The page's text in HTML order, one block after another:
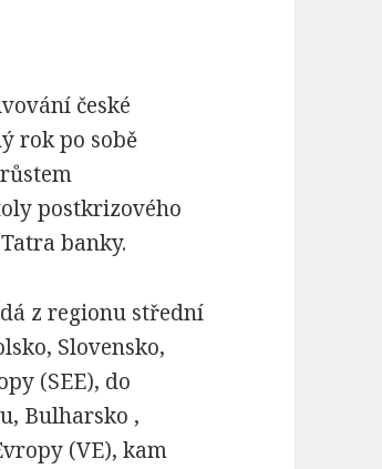
české
rok po sobě
postkrizového
banky.
z regionu střední
Slovensko,
(SEE), do
Bulharsko ,
(VE), kam